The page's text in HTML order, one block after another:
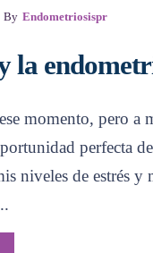
By Endometriosispr
la
momento, pero a
perfecta
niveles de estrés y